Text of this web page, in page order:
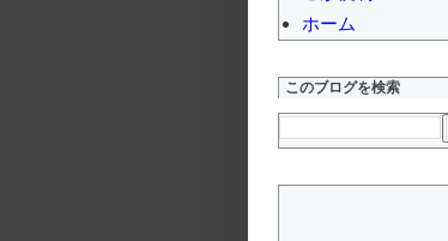
ホーム
このブログを検索